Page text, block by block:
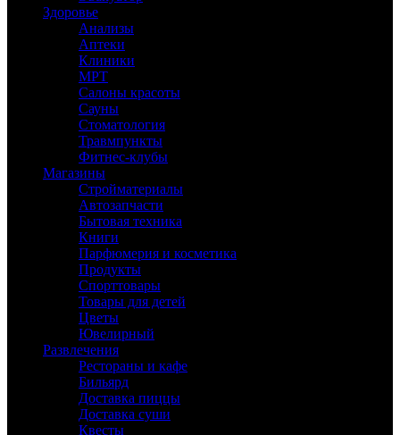
Здоровье
Анализы
Аптеки
Клиники
МРТ
Салоны красоты
Сауны
Стоматология
Травмпункты
Фитнес-клубы
Магазины
Стройматериалы
Автозапчасти
Бытовая техника
Книги
Парфюмерия и косметика
Продукты
Спорттовары
Товары для детей
Цветы
Ювелирный
Развлечения
Рестораны и кафе
Бильярд
Доставка пиццы
Доставка суши
Квесты